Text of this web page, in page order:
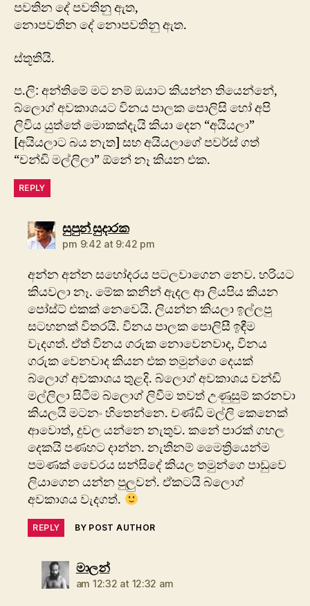
පවතින දේ පවතිනු ඇත,
නොපවතින දේ නොපවතිනු ඇත.
ස්තූතියි.
ප.ලි: අන්තිමේ මට නම් ඔයාට කියන්න තියෙන්නේ,
බ්ලොග් අවකාශයට විනය පාලක පොලිසි හෝ අපි
ලිවිය යුත්තේ මොකක්දැයි කියා දෙන “අයියලා”
[අයියලාට බය නැත] සහ අයියලාගේ පවර්ස් ගත්
“චන්ඩි මල්ලිලා” ඕනේ නෑ කියන එක.
REPLY
සුපුන් සුදාරකsays:
pm 9:42 at 9:42 pm
අන්න අන්න සහෝදරය පටලවාගෙන නෙව. හරියට
කියවලා නෑ. මේක කනින් ඇදල ආ ලියපිය කියන
පෝස්ට් එකක් නෙවෙයි. ලියන්න කියලා ඉල්ලපු
සටහනක් විතරයි. විනය පාලක පොලිසී ඉඳීම
වැදගත්. ඒත් විනය ගරුක නොවෙනවාද, විනය
ගරුක වෙනවාද කියන එක තමුන්ගෙ දෙයක්
බ්ලොග් අවකාශය තුළදි. බ්ලොග් අවකාශය චන්ඩි
මල්ලිලා සිටීම බ්ලොග් ලිවීම තවත් උණුසුම් කරනවා
කියලයි මටනං හිතෙන්නෙ. චණ්ඩි මල්ලි කෙනෙක්
ආවොත්, දුවල යන්නෙ නැතුව. කනේ පාරක් ගහල
දෙකයි පණහට දාන්න. නැතිනම් මෛත්‍රියෙන්ම
පමණක් වෛරය සන්සිදේ කියල තමුන්ගෙ පාඩුවෙ
ලියාගෙන යන්න පුලුවන්. ඒකටයි බ්ලොග්
අවකාශය වැදගත්.
REPLY BY POST AUTHOR
මාලන්says:
am 12:32 at 12:32 am